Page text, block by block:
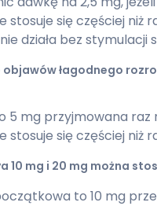
się częściej niż
działa bez stymulacji
łagodnego
5 mg przyjmowana raz
się częściej niż
10 mg i 20 mg można
to 10 mg